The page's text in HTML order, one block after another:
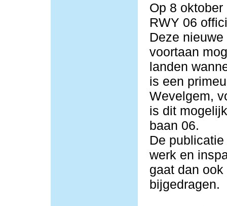
Op 8
RWY 06
Deze
voortaan
landen
is een
Wevelgem,
is dit
baan 06.
De
werk en
gaat dan
bijgedragen.